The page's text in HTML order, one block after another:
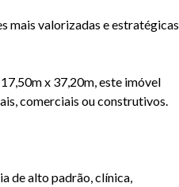
mais valorizadas e estratégicas
x 37,20m, este imóvel
comerciais ou construtivos.
de alto padrão, clínica,